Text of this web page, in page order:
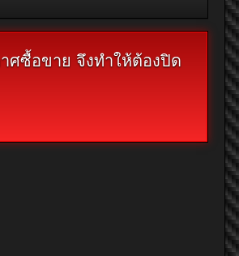
ศซื้อขาย จึงทำให้ต้องปิด